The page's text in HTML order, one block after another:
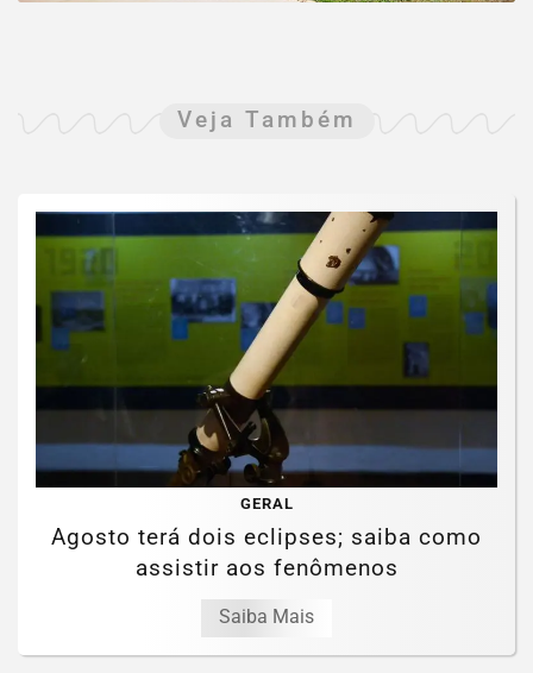
Veja Também
GERAL
Agosto terá dois eclipses; saiba como
assistir aos fenômenos
Saiba Mais